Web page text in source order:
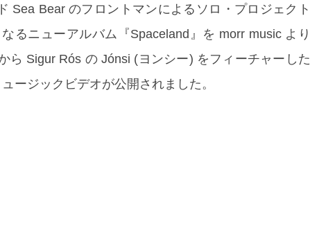
Sea Bear のフロントマンによるソロ・プロジェクト
るニューアルバム『Spaceland』を morr music より
ら Sigur Rós の Jónsi (ヨンシー) をフィーチャーした
ージックビデオが公開されました。